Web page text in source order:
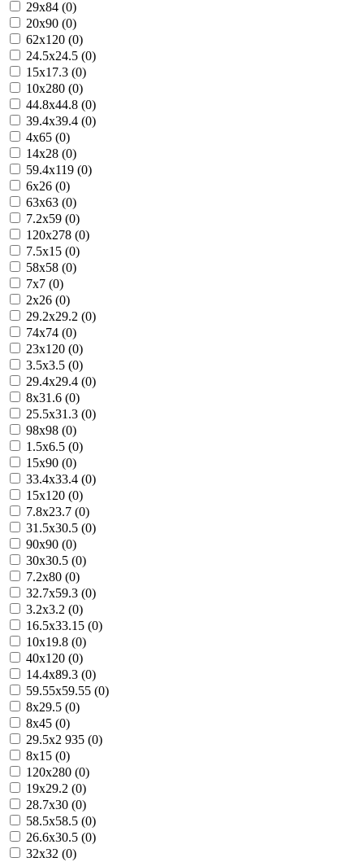
29x84 (0)
20x90 (0)
62x120 (0)
24.5x24.5 (0)
15x17.3 (0)
10x280 (0)
44.8x44.8 (0)
39.4x39.4 (0)
4x65 (0)
14x28 (0)
59.4x119 (0)
6x26 (0)
63x63 (0)
7.2x59 (0)
120x278 (0)
7.5x15 (0)
58x58 (0)
7x7 (0)
2x26 (0)
29.2x29.2 (0)
74x74 (0)
23x120 (0)
3.5x3.5 (0)
29.4x29.4 (0)
8x31.6 (0)
25.5x31.3 (0)
98x98 (0)
1.5x6.5 (0)
15x90 (0)
33.4x33.4 (0)
15x120 (0)
7.8x23.7 (0)
31.5x30.5 (0)
90x90 (0)
30x30.5 (0)
7.2x80 (0)
32.7x59.3 (0)
3.2x3.2 (0)
16.5x33.15 (0)
10x19.8 (0)
40x120 (0)
14.4x89.3 (0)
59.55x59.55 (0)
8x29.5 (0)
8x45 (0)
29.5x2 935 (0)
8x15 (0)
120x280 (0)
19x29.2 (0)
28.7x30 (0)
58.5x58.5 (0)
26.6x30.5 (0)
32x32 (0)